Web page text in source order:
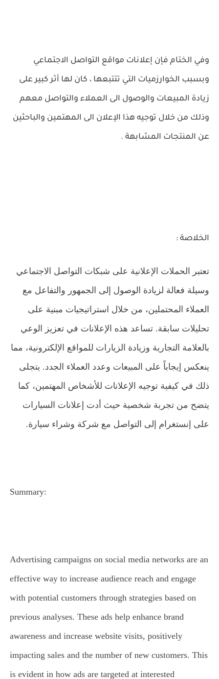
وفي الختام فإن إعلانات مواقع التواصل الاجتماعي
وبسبب الخوارزميات التي تتتبعها ، كان لها أثر كبير على
زيادة المبيعات والوصول الى العملاء والتواصل معهم
وذلك من خلال توجيه هذا الإعلان الى المهتمين والباحثين
عن المنتجات المشابهة .
الخلاصة :
تعتبر الحملات الإعلانية على شبكات التواصل الاجتماعي
وسيلة فعالة لزيادة الوصول إلى الجمهور والتفاعل مع
العملاء المحتملين، من خلال استراتيجيات مبنية على
تحليلات سابقة. تساعد هذه الإعلانات في تعزيز الوعي
بالعلامة التجارية وزيادة الزيارات للمواقع الإلكترونية، مما
ينعكس إيجاباً على المبيعات وعدد العملاء الجدد. يتجلى
ذلك في كيفية توجيه الإعلانات للأشخاص المهتمين، كما
يتضح من تجربة شخصية حيث أدت إعلانات السيارات
على إنستغرام إلى التواصل مع شركة وشراء سيارة.
Summary:
Advertising campaigns on social media networks are an
effective way to increase audience reach and engage
with potential customers through strategies based on
previous analyses. These ads help enhance brand
awareness and increase website visits, positively
impacting sales and the number of new customers. This
is evident in how ads are targeted at interested